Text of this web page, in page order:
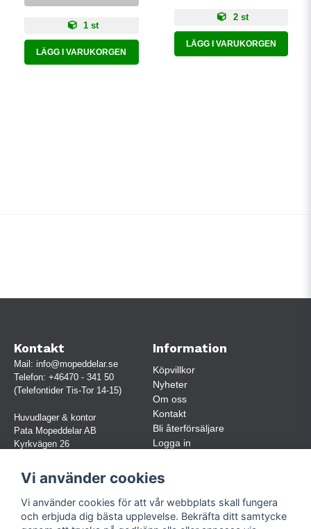
1 st
LÄGG I VARUKORGEN
2 st
LÄGG I VARUKORGEN
Kontakt
Mail: info@mopeddelar.se
Telefon: +46470 - 341 50
(Telefontider Tis-Tor 14-15)
Huvudlager & kontor
Pata Mopeddelar AB
Kyrkvägen 26
(OBS. Endast förbokade besök)
Org.nr:
559030-5248
Jur. namn: Pata Mopeddelar AB
Information
Köpvillkor
Nyheter
Om oss
Kontakt
Bli återförsäljare
Logga in
Vi använder cookies
Vi använder cookies för att vår webbplats skall fungera
och erbjuda dig bästa upplevelse. Bekräfta ditt samtycke